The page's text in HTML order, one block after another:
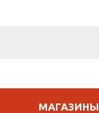
МАГАЗИНЫ